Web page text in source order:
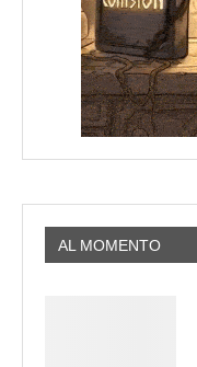
AL MOMENTO